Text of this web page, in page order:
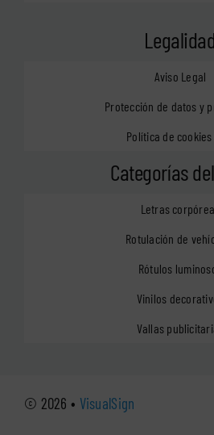
Legalidad
Aviso Legal
Protección de datos y
Política de cookies
Categorías
Letras
Rotulación de
Rótulos
Vinilos
Vallas
© 2026 • VisualSign